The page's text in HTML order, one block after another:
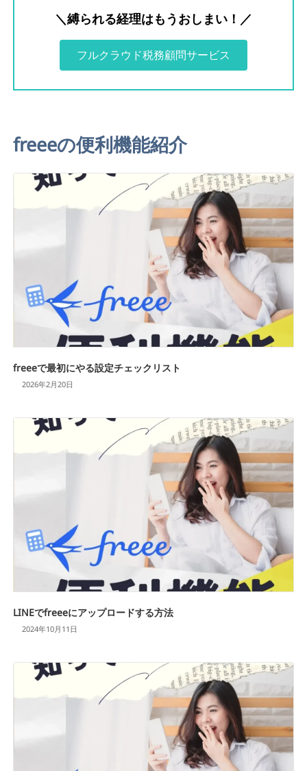
＼縛られる経理はもうおしまい！／
フルクラウド税務顧問サービス
freeeの便利機能紹介
freeeで最初にやる設定チェックリスト
2026年2月20日
LINEでfreeeにアップロードする方法
2024年10月11日